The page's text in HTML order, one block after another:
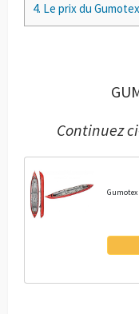
4. Le prix du
Continuez
Gumotex